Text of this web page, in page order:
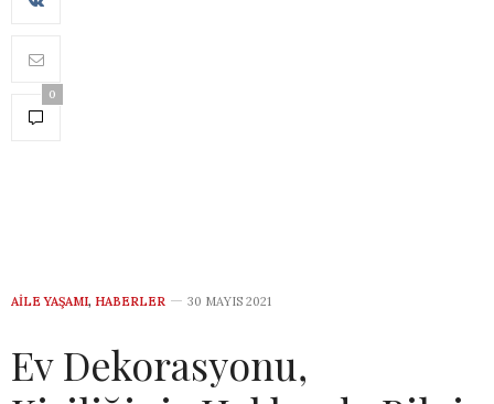
0
AILE YAŞAMI, HABERLER 30 MAYIS 2021
Ev Dekorasyonu,